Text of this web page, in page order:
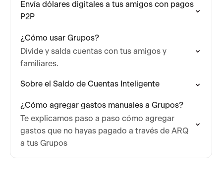
Envía dólares digitales a tus amigos con pagos
P2P
¿Cómo usar Grupos?
Divide y salda cuentas con tus amigos y
familiares.
Sobre el Saldo de Cuentas Inteligente
¿Cómo agregar gastos manuales a Grupos?
Te explicamos paso a paso cómo agregar
gastos que no hayas pagado a través de ARQ
a tus Grupos